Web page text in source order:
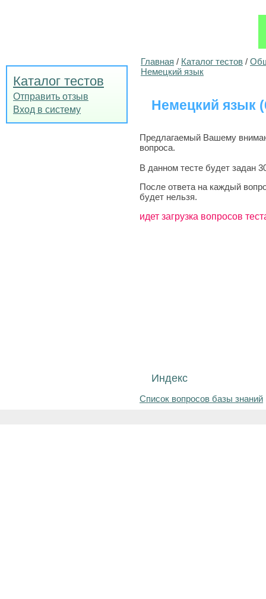
Каталог тестов
Отправить отзыв
Вход в систему
Главная / Каталог тестов /
Немецкий язык
Немецкий язык
Предлагаемый Вашему
вопроса.
В данном тесте будет задан
После ответа на каждый
будет нельзя.
идет загрузка вопросов
Индекс
Список вопросов базы знаний